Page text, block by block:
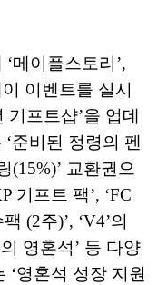
메이플스토리’,
이벤트를 실시
프트샵’을 업데
준비된 정령의 펜
(15%)’ 교환권으
기프트 팩’, ‘FC
(2주)’, ‘V4’의
영혼석’ 등 다양
‘영혼석 성장 지원